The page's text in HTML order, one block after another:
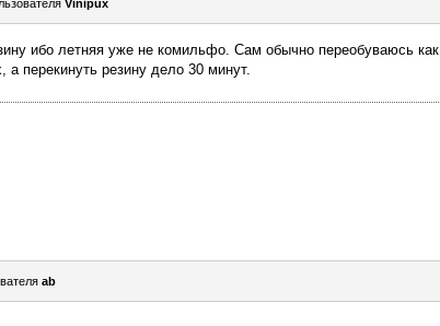
Vinipux
ибо летняя уже не комильфо. Сам обычно переобуваюсь как
а перекинуть резину дело 30 минут.
ab